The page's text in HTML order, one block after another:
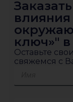
влияния
ключ»"
Оставьте
свяжемся с